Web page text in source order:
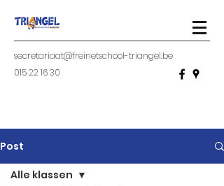
secretariaat@freinetschool-triangel.be
015 22 16 30
Post
Alle klassen